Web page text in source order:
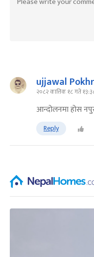
ujjawal
२०८२ कात्तिक १८ गते
आन्दोलनमा होस
Reply